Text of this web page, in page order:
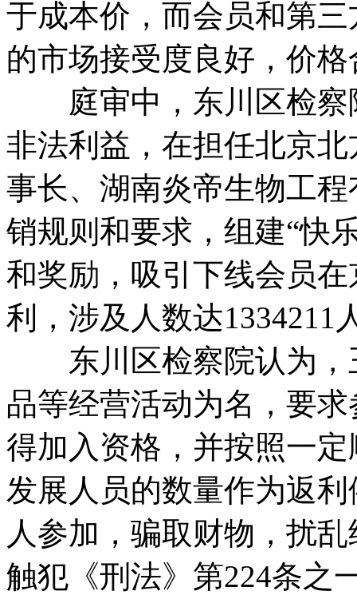
于成本价，而会员和第
的市场接受度良好，价格
庭审中，东川区检察
非法利益，在担任北京
事长、湖南炎帝生物工
销规则和要求，组建“快
和奖励，吸引下线会员
利，涉及人数达1334211
东川区检察院认为，
品等经营活动为名，要
得加入资格，并按照一
发展人员的数量作为返
人参加，骗取财物，扰
触犯《刑法》第224条之